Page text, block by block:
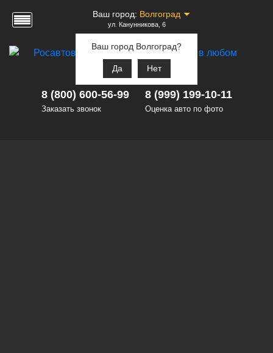
Ваш город: Волгоград
Ваш город Волгоград?
Да Нет
ул. Канунникова, 6
8 (800) 600-56-99
Заказать звонок
8 (999) 199-10-11
Оценка авто по фото